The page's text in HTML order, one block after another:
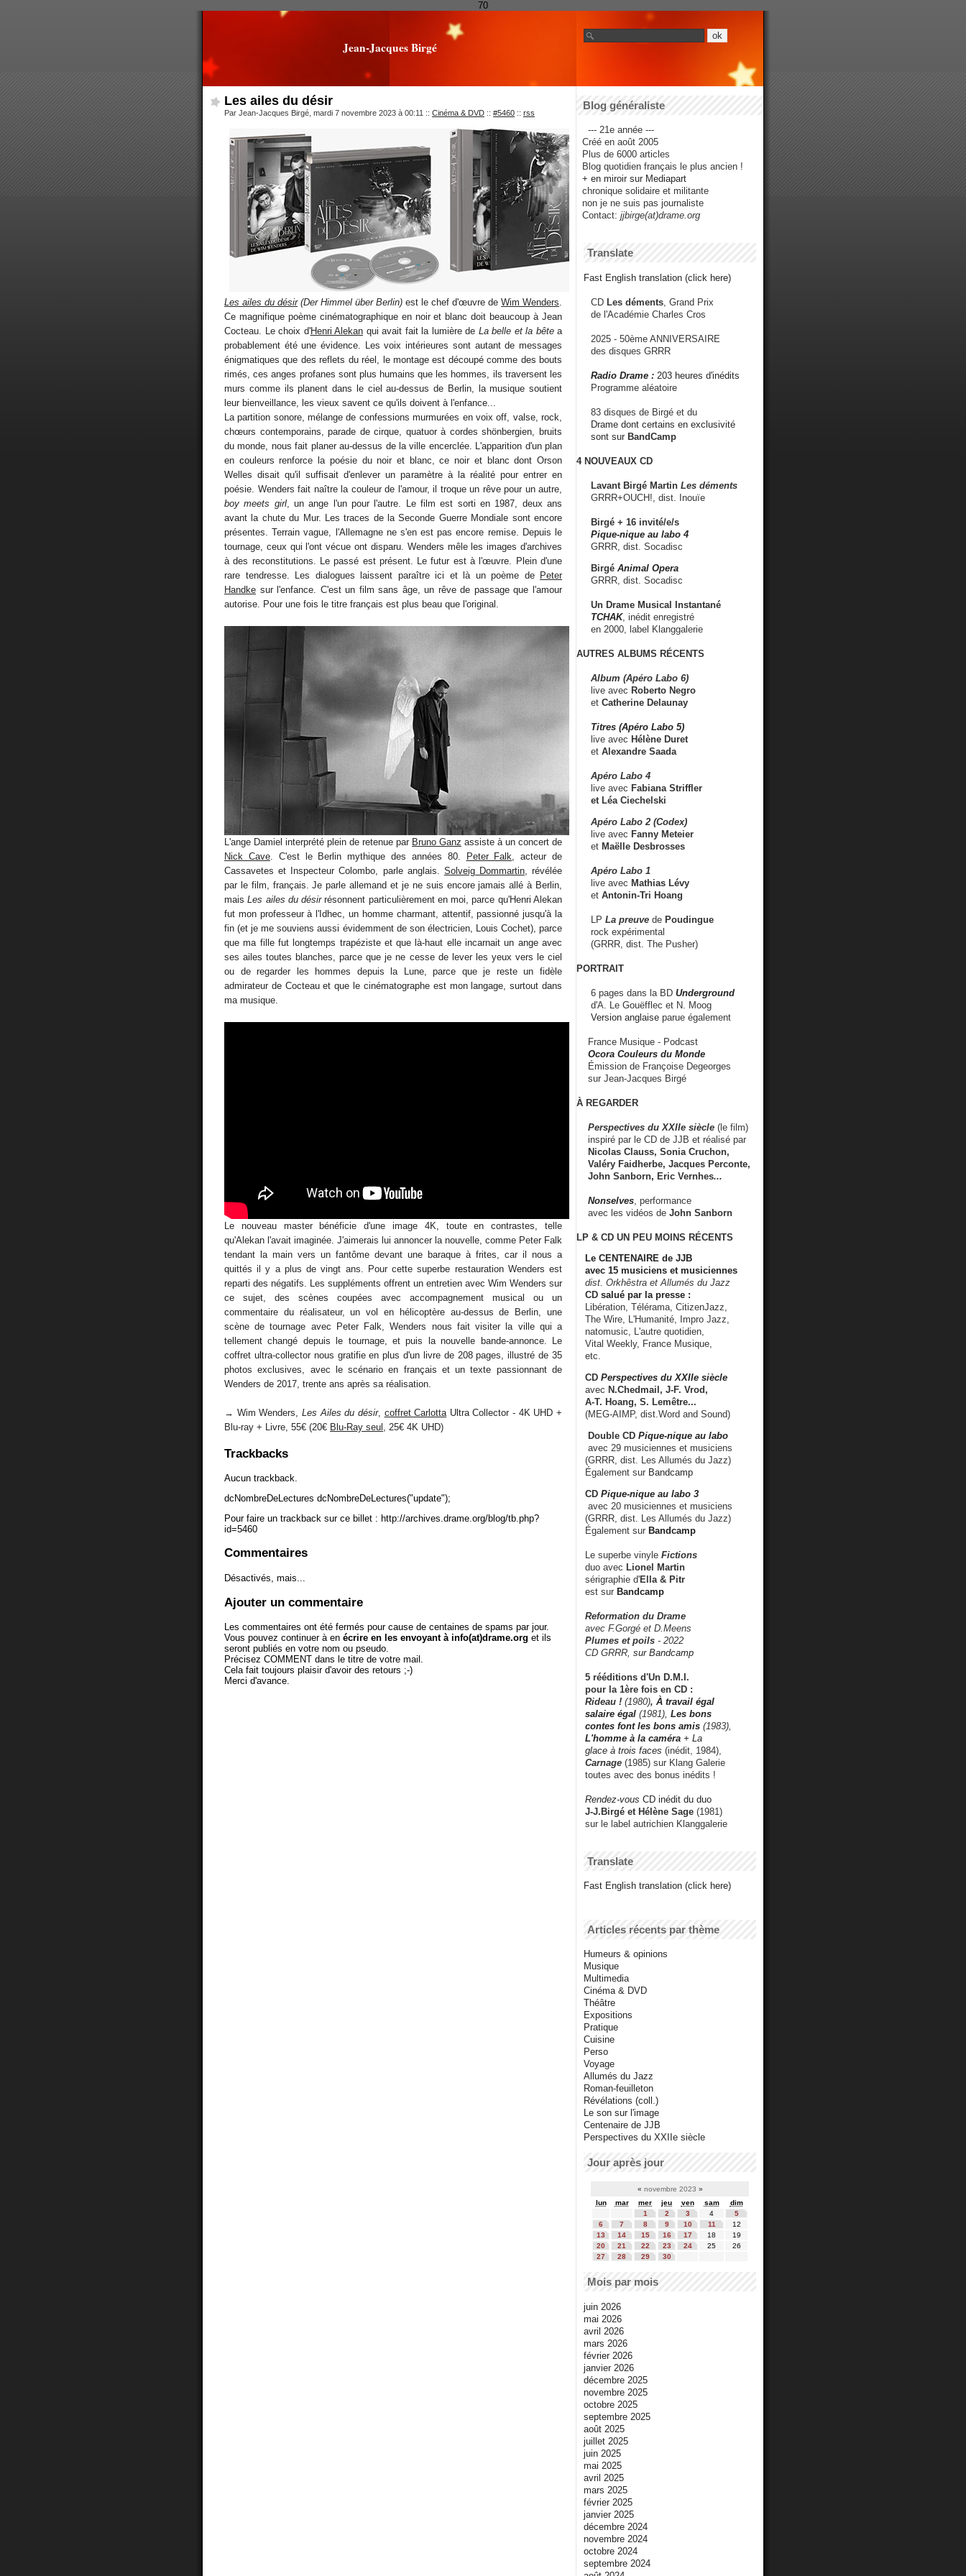
70
Jean-Jacques Birgé
Les ailes du désir
Par Jean-Jacques Birgé, mardi 7 novembre 2023 à 00:11 :: Cinéma & DVD :: #5460 :: rss
Les ailes du désir(Der Himmel über Berlin) est le chef d'œuvre de Wim Wenders
Ce magnifique poème cinématographique en noir et blanc doit beaucoup à Jean
Cocteau. Le choix d'Henri Alekan qui avait fait la lumière de La belle et la bêtea
probablement été une évidence. Les voix intérieures sont autant de messages
énigmatiques que des reflets du réel, le montage est découpé comme des bouts
rimés, ces anges profanes sont plus humains que les hommes, ils traversent les
murs comme ils planent dans le ciel au-dessus de Berlin, la musique soutient
leur bienveillance, les vieux savent ce qu'ils doivent à l'enfance...
La partition sonore, mélange de confessions murmurées en voix off, valse, rock,
chœurs contemporains, parade de cirque, quatuor à cordes shönbergien, bruits
du monde, nous fait planer au-dessus de la ville encerclée. L'apparition d'un plan
en couleurs renforce la poésie du noir et blanc, ce noir et blanc dont Orson
Welles disait qu'il suffisait d'enlever un paramètre à la réalité pour entrer en
poésie. Wenders fait naître la couleur de l'amour, il troque un rêve pour un autre,
boy meets girl, un ange l'un pour l'autre. Le film est sorti en 1987, deux ans
avant la chute du Mur. Les traces de la Seconde Guerre Mondiale sont encore
présentes. Terrain vague, l'Allemagne ne s'en est pas encore remise. Depuis le
tournage, ceux qui l'ont vécue ont disparu. Wenders mêle les images d'archives
à des reconstitutions. Le passé est présent. Le futur est à l'œuvre. Plein d'une
rare tendresse. Les dialogues laissent paraître ici et là un poème de Peter
Handke sur l'enfance. C'est un film sans âge, un rêve de passage que l'amour
autorise. Pour une fois le titre français est plus beau que l'original.
L'ange Damiel interprété plein de retenue par Bruno Ganz assiste à un concert de
Nick Cave. C'est le Berlin mythique des années 80. Peter Falk , acteur de
Cassavetes et Inspecteur Colombo, parle anglais. Solveig Dommartin, révélée
par le film, français. Je parle allemand et je ne suis encore jamais allé à Berlin,
maisLes ailes du désirrésonnent particulièrement en moi, parce qu'Henri Alekan
fut mon professeur à l'Idhec, un homme charmant, attentif, passionné jusqu'à la
fin (et je me souviens aussi évidemment de son électricien, Louis Cochet), parce
que ma fille fut longtemps trapéziste et que là-haut elle incarnait un ange avec
ses ailes toutes blanches, parce que je ne cesse de lever les yeux vers le ciel
ou de regarder les hommes depuis la Lune, parce que je reste un fidèle
admirateur de Cocteau et que le cinématographe est mon langage, surtout dans
ma musique.
Le nouveau master bénéficie d'une image 4K, toute en contrastes, telle
qu'Alekan l'avait imaginée. J'aimerais lui annoncer la nouvelle, comme Peter Falk
tendant la main vers un fantôme devant une baraque à frites, car il nous a
quittés il y a plus de vingt ans. Pour cette superbe restauration Wenders est
reparti des négatifs. Les suppléments offrent un entretien avec Wim Wenders sur
ce sujet, des scènes coupées avec accompagnement musical ou un
commentaire du réalisateur, un vol en hélicoptère au-dessus de Berlin, une
scène de tournage avec Peter Falk, Wenders nous fait visiter la ville qui a
tellement changé depuis le tournage, et puis la nouvelle bande-annonce. Le
coffret ultra-collector nous gratifie en plus d'un livre de 208 pages, illustré de 35
photos exclusives, avec le scénario en français et un texte passionnant de
Wenders de 2017, trente ans après sa réalisation.
→ Wim Wenders, Les Ailes du désir, coffret Carlotta Ultra Collector - 4K UHD +
Blu-ray + Livre, 55€ (20€ Blu-Ray seul, 25€ 4K UHD)
Trackbacks
Aucun trackback.
dcNombreDeLectures dcNombreDeLectures("update");
Pour faire un trackback sur ce billet : http://archives.drame.org/blog/tb.php?
id=5460
Commentaires
Désactivés, mais...
Ajouter un commentaire
Les commentaires ont été fermés pour cause de centaines de spams par jour.
Vous pouvez continuer à en écrire en les envoyant à info(at)drame.org et ils
seront publiés en votre nom ou pseudo.
Précisez COMMENT dans le titre de votre mail.
Cela fait toujours plaisir d'avoir des retours ;-)
Merci d'avance.
Blog généraliste
--- 21e année ---
Créé en août 2005
Plus de 6000 articles
Blog quotidien français le plus ancien !
+ en miroir sur Mediapart
chronique solidaire et militante
non je ne suis pas journaliste
Contact: jjbirge(at)drame.org
Translate
Fast English translation (click here)
CD Les déments , Grand Prix
de l'Académie Charles Cros
2025 - 50ème ANNIVERSAIRE
des disques GRRR
Radio Drame : 203 heures d'inédits
Programme aléatoire
83 disques de Birgé et du
Drame dont certains en exclusivité
sont sur BandCamp
4 NOUVEAUX CD
Lavant Birgé Martin Les déments
GRRR+OUCH!, dist. Inouïe
Birgé + 16 invité/e/s
Pique-nique au labo 4
GRRR, dist. Socadisc
Birgé Animal Opera
GRRR, dist. Socadisc
Un Drame Musical Instantané
TCHAK, inédit enregistré
en 2000, label Klanggalerie
AUTRES ALBUMS RÉCENTS
Album (Apéro Labo 6)
live avec Roberto Negro
et Catherine Delaunay
Titres (Apéro Labo 5)
live avec Hélène Duret
et Alexandre Saada
Apéro Labo 4
live avec Fabiana Striffler
et Léa Ciechelski
Apéro Labo 2 (Codex)
live avec Fanny Meteier
et Maëlle Desbrosses
Apéro Labo 1
live avec Mathias Lévy
et Antonin-Tri Hoang
LP La preuve de Poudingue
rock expérimental
(GRRR, dist. The Pusher)
PORTRAIT
6 pages dans la BD Underground
d'A. Le Gouëfflec et N. Moog
Version anglaise parue également
France Musique - Podcast
Ocora Couleurs du Monde
Émission de Françoise Degeorges
sur Jean-Jacques Birgé
À REGARDER
Perspectives du XXIIe siècle (le film)
inspiré par le CD de JJB et réalisé par
Nicolas Clauss, Sonia Cruchon,
Valéry Faidherbe, Jacques Perconte,
John Sanborn, Eric Vernhes...
Nonselves , performance
avec les vidéos de John Sanborn
LP & CD UN PEU MOINS RÉCENTS
Le CENTENAIRE de JJB
avec 15 musiciens et musiciennes
dist. Orkhêstra et Allumés du Jazz
CD salué par la presse :
Libération, Télérama, CitizenJazz,
The Wire, L'Humanité, Impro Jazz,
natomusic, L'autre quotidien,
Vital Weekly, France Musique,
etc.
CD Perspectives du XXIIe siècle
avec N.Chedmail, J-F. Vrod,
A-T. Hoang, S. Lemêtre...
(MEG-AIMP, dist.Word and Sound)
Double CD Pique-nique au labo
avec 29 musiciennes et musiciens
(GRRR, dist. Les Allumés du Jazz)
Également sur Bandcamp
CD Pique-nique au labo 3
avec 20 musiciennes et musiciens
(GRRR, dist. Les Allumés du Jazz)
Également sur Bandcamp
Le superbe vinyle Fictions
duo avec Lionel Martin
sérigraphie d'Ella & Pitr
est sur Bandcamp
Reformation du Drame
avec F.Gorgé et D.Meens
Plumes et poils - 2022
CD GRRR, sur Bandcamp
5 rééditions d'Un D.M.I.
pour la 1ère fois en CD :
Rideau ! (1980), À travail égal
salaire égal (1981), Les bons
contes font les bons amis (1983),
L'homme à la caméra + La
glace à trois faces (inédit, 1984),
Carnage (1985) sur Klang Galerie
toutes avec des bonus inédits !
Rendez-vous CD inédit du duo
J-J.Birgé et Hélène Sage (1981)
sur le label autrichien Klanggalerie
Translate
Fast English translation (click here)
Articles récents par thème
Humeurs & opinions
Musique
Multimedia
Cinéma & DVD
Théâtre
Expositions
Pratique
Cuisine
Perso
Voyage
Allumés du Jazz
Roman-feuilleton
Révélations (coll.)
Le son sur l'image
Centenaire de JJB
Perspectives du XXIIe siècle
Jour après jour
« novembre 2023 »
lun
mar mer jeu ven sam
dim
1
2 3 4
5
6
7 8 9 10 11
12
13
14 15 16 17 18
19
20
21 22 23 24 25
26
27
28 29 30
Mois par mois
juin 2026
mai 2026
avril 2026
mars 2026
février 2026
janvier 2026
décembre 2025
novembre 2025
octobre 2025
septembre 2025
août 2025
juillet 2025
juin 2025
mai 2025
avril 2025
mars 2025
février 2025
janvier 2025
décembre 2024
novembre 2024
octobre 2024
septembre 2024